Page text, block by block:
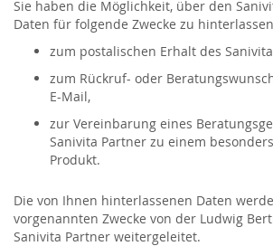
Sie haben die Möglichkeit, über den
Daten für folgende Zwecke zu
zum postalischen Erhalt des
zum Rückruf- oder
E-Mail,
zur Vereinbarung eines
Sanivita Partner zu einem
Produkt.
Die von Ihnen hinterlassenen Daten
vorgenannten Zwecke von der Ludwig
Sanivita Partner weitergeleitet.